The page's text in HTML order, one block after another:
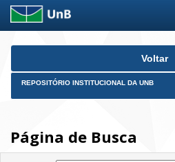
Skip
Voltar
REPOSITÓRIO INSTITUCIONAL DA UNB
Página de Busca